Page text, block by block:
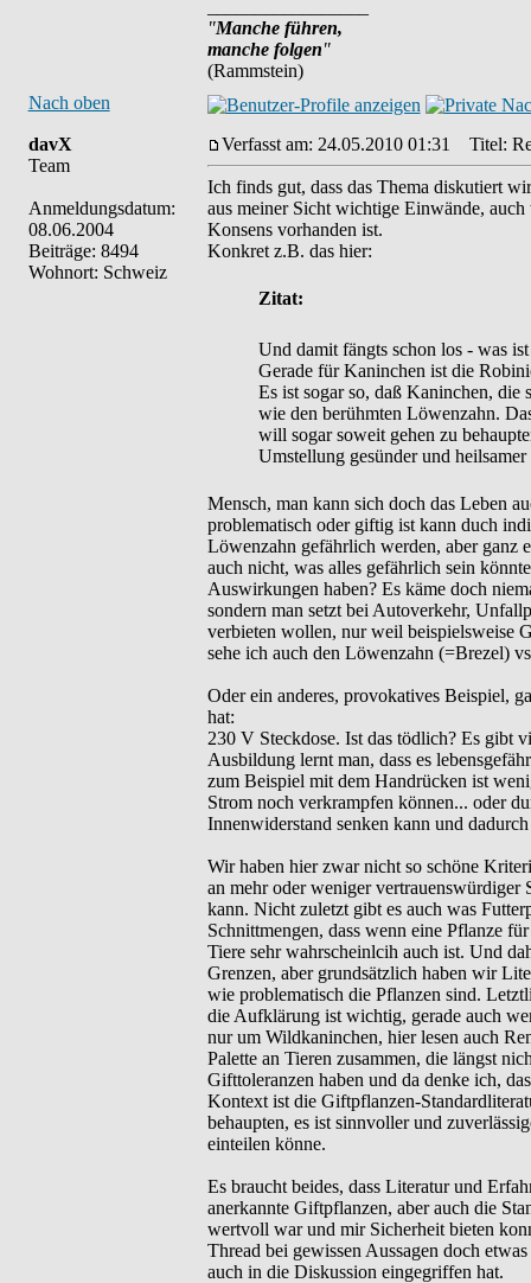
"Manche führen,
manche folgen"
(Rammstein)
Nach oben
davX
Team
Anmeldungsdatum:
08.06.2004
Beiträge: 8494
Wohnort: Schweiz
Verfasst am: 24.05.2010 01:31 Titel:
Ich finds gut, dass das Thema diskutiert
aus meiner Sicht wichtige Einwände,
Konsens vorhanden ist.
Konkret z.B. das hier:
Zitat:
Und damit fängts schon los - was
Gerade für Kaninchen ist die
Es ist sogar so, daß Kaninchen, die
wie den berühmten Löwenzahn.
will sogar soweit gehen zu
Umstellung gesünder und
Mensch, man kann sich doch das Leben
problematisch oder giftig ist kann duch
Löwenzahn gefährlich werden, aber ganz
auch nicht, was alles gefährlich sein
Auswirkungen haben? Es käme doch
sondern man setzt bei Autoverkehr,
verbieten wollen, nur weil beispielsweise
sehe ich auch den Löwenzahn (=Brezel)
Oder ein anderes, provokatives Beispiel,
hat:
230 V Steckdose. Ist das tödlich? Es gibt
Ausbildung lernt man, dass es
zum Beispiel mit dem Handrücken ist
Strom noch verkrampfen können... oder
Innenwiderstand senken kann und
Wir haben hier zwar nicht so schöne
an mehr oder weniger vertrauenswürdiger
kann. Nicht zuletzt gibt es auch was
Schnittmengen, dass wenn eine Pflanze
Tiere sehr wahrscheinlcih auch ist. Und
Grenzen, aber grundsätzlich haben wir
wie problematisch die Pflanzen sind.
die Aufklärung ist wichtig, gerade auch
nur um Wildkaninchen, hier lesen auch
Palette an Tieren zusammen, die längst
Gifttoleranzen haben und da denke ich,
Kontext ist die Giftpflanzen-
behaupten, es ist sinnvoller und
einteilen könne.
Es braucht beides, dass Literatur und
anerkannte Giftpflanzen, aber auch die
wertvoll war und mir Sicherheit bieten
Thread bei gewissen Aussagen doch
auch in die Diskussion eingegriffen hat.